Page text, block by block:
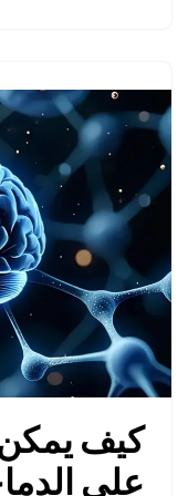
كيف يمكن
على